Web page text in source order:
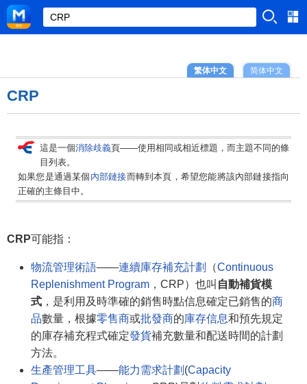
简体中文
繁体中文
CRP
這是一個消除歧義頁——使用相同或相近標題，而主題不同的條
目列表。
如果您是通過某個 內部鏈接而轉到本頁，希望您能將該內部鏈接指向
正確的主條目中。
CRP可能指：
物流管理術語——連續庫存補充計劃 （Continuous
Replenishment Program ，CRP）也叫 自動補貨模
式 ，是利用及時準確的銷售時點信息確定已銷售的商
品數量，根據零售商或批發商的庫存信息和預先規定
的庫存補充程式確定發貨補充數量和配送時間的計劃
方法。
生產管理工具——能力需求計劃 (Capacity